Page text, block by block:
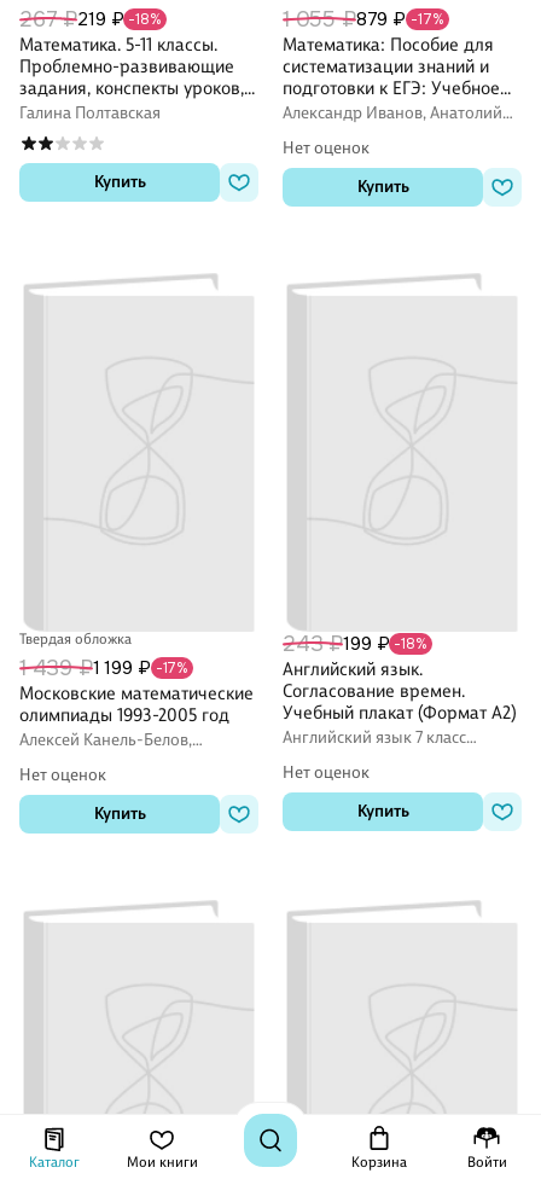
Каталог Мои книги Корзина Войти
267 ₽219 ₽ -18%
Математика. 5-11 классы.
Проблемно-развивающие
задания, конспекты уроков,
проекты
Галина Полтавская
Купить
1 055 ₽879 ₽ -17%
Математика: Пособие для
систематизации знаний и
подготовки к ЕГЭ: Учебное
пособие
Александр Иванов, Анатолий
Нет оценок
Купить
Твердая обложка
1 439 ₽1 199 ₽ -17%
Московские математические
олимпиады 1993-2005 год
Алексей Канель-Белов,
Ященко
Нет оценок
Купить
243 ₽199 ₽ -18%
Английский язык.
Согласование времен.
Учебный плакат (Формат А2)
Английский язык 7 класс
Нет оценок
Купить